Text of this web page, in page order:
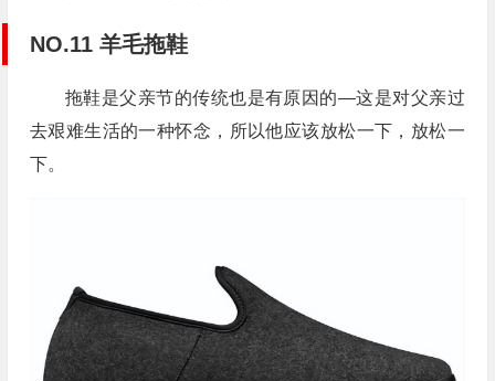
NO.11 羊毛拖鞋
拖鞋是父亲节的传统也是有原因的—这是对父亲过
去艰难生活的一种怀念，所以他应该放松一下，放松一
下。